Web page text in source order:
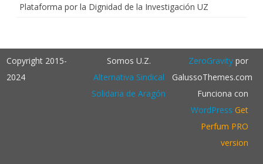
Plataforma por la Dignidad de la Investigación UZ
Copyright 2015-
2024
Somos U.Z.
Alternativa Sindical
Solidaria de Aragón
ZeroGravitypor
GalussoThemes.com
Funciona con
WordPress Get
Perfum PRO
version